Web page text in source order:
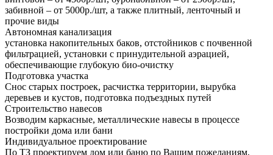
забивной – от 5000р./шт, а также плитный, ленточный и
прочие виды
Автономная канализация
установка накопительных баков, отстойников с почвенной
фильтрацией, установки с принудительной аэрацией,
обеспечивающие глубокую био-очистку
Подготовка участка
Снос старых построек, расчистка территории, вырубка
деревьев и кустов, подготовка подъездных путей
Строительство навесов
Возводим каркасные, металлические навесы в процессе
постройки дома или бани
Индивидуальное проектирование
По ТЗ проектируем дом или баню по Вашим пожеланиям,